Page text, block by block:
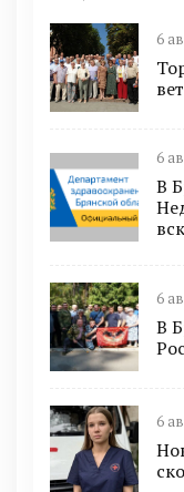
6
6
В
6
В
6